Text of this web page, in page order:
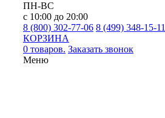
ПН-ВС
с 10:00 до 20:00
8 (800) 302-77-06 8 (499) 348-15-11
КОРЗИНА
0 товаров. Заказать звонок
Меню